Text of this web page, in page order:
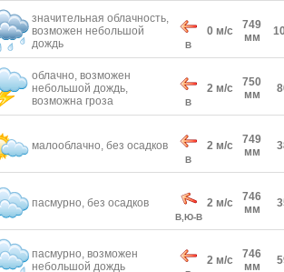
значительная облачность,
возможен небольшой
дождь
В
0 м/с
749
мм
облачно, возможен
небольшой дождь,
возможна гроза
В
2 м/с
750
мм
малооблачно, без осадков
В
2 м/с
749
мм
пасмурно, без осадков
В,Ю-В
2 м/с
746
мм
пасмурно, возможен
небольшой дождь
2 м/с
746
мм